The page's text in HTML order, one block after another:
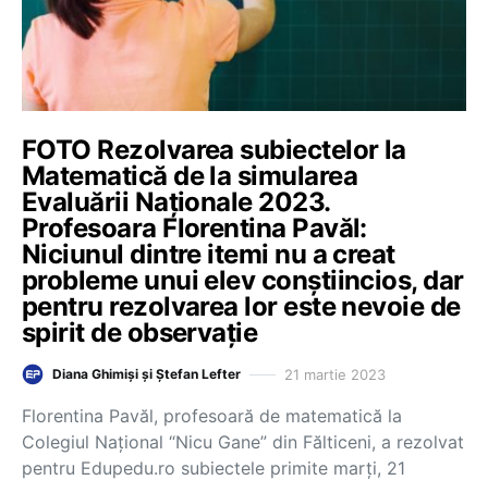
FOTO Rezolvarea subiectelor la
Matematică de la simularea
Evaluării Naționale 2023.
Profesoara Florentina Pavăl:
Niciunul dintre itemi nu a creat
probleme unui elev conștiincios, dar
pentru rezolvarea lor este nevoie de
spirit de observație
Diana Ghimiși și Ștefan Lefter 21 martie 2023
Florentina Pavăl, profesoară de matematică la
Colegiul Național “Nicu Gane” din Fălticeni, a rezolvat
pentru Edupedu.ro subiectele primite marți, 21